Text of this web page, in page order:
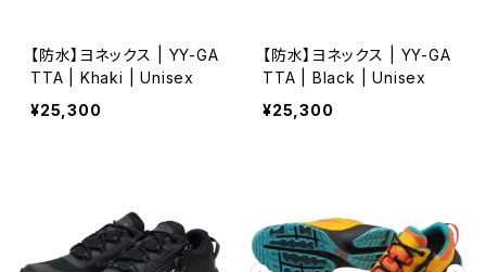
【防水】ヨネックス | YY-GA
TTA | Khaki | Unisex
¥25,300
【防水】ヨネックス | YY-GA
TTA | Black | Unisex
¥25,300